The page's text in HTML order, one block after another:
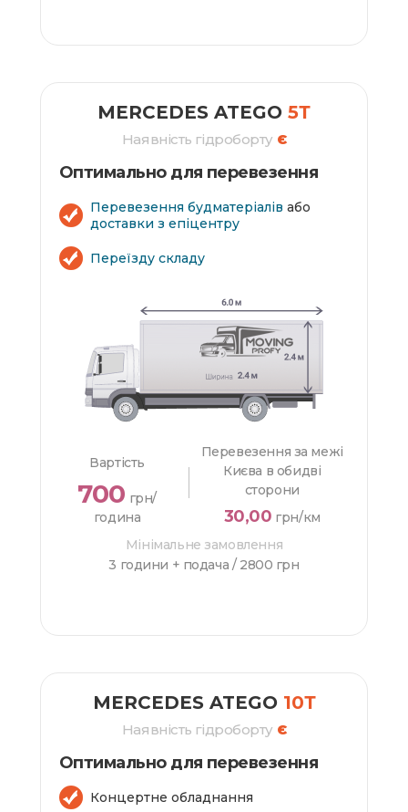
MERCEDES ATEGO 5Т
Наявність гідроборту Є
Оптимально для перевезення
Перевезення будматеріалів або
доставки з епіцентру
Переїзду складу
Вартість
700 грн/
година
Перевезення за межі
Києва в обидві
сторони
30,00 грн/км
Мінімальне замовлення
3 години + подача / 2800 грн
MERCEDES ATEGO 10Т
Наявність гідроборту Є
Оптимально для перевезення
Концертне обладнання